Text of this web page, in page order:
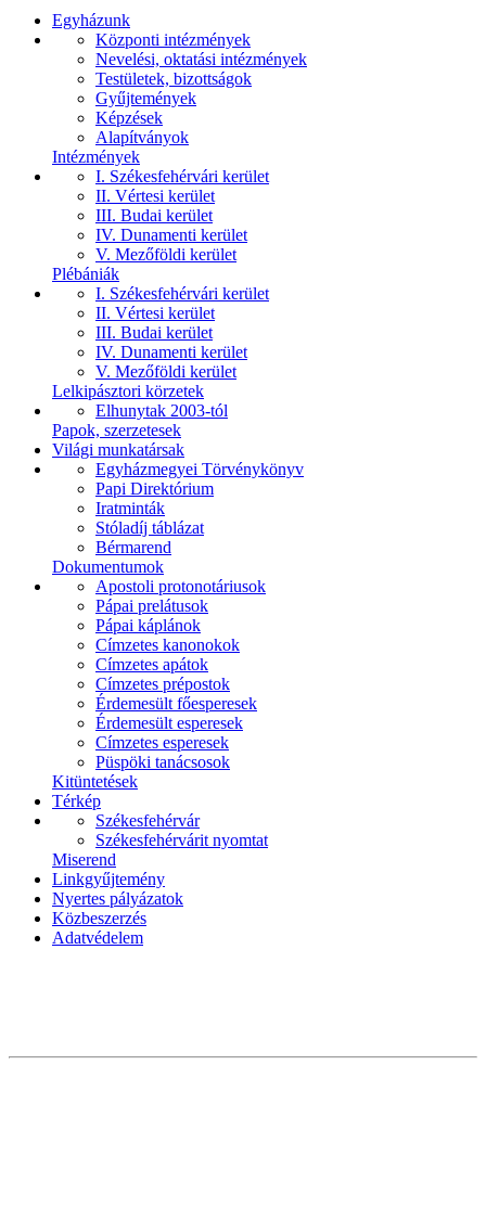
Egyházunk
Központi intézmények
Nevelési, oktatási intézmények
Testületek, bizottságok
Gyűjtemények
Képzések
Alapítványok
Intézmények
I. Székesfehérvári kerület
II. Vértesi kerület
III. Budai kerület
IV. Dunamenti kerület
V. Mezőföldi kerület
Plébániák
I. Székesfehérvári kerület
II. Vértesi kerület
III. Budai kerület
IV. Dunamenti kerület
V. Mezőföldi kerület
Lelkipásztori körzetek
Elhunytak 2003-tól
Papok, szerzetesek
Világi munkatársak
Egyházmegyei Törvénykönyv
Papi Direktórium
Iratminták
Stóladíj táblázat
Bérmarend
Dokumentumok
Apostoli protonotáriusok
Pápai prelátusok
Pápai káplánok
Címzetes kanonokok
Címzetes apátok
Címzetes prépostok
Érdemesült főesperesek
Érdemesült esperesek
Címzetes esperesek
Püspöki tanácsosok
Kitüntetések
Térkép
Székesfehérvár
Székesfehérvárit nyomtat
Miserend
Linkgyűjtemény
Nyertes pályázatok
Közbeszerzés
Adatvédelem